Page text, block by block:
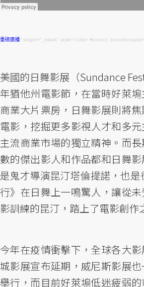
重磅廣播" target="_blank" style="color: #cccccc; text-
美國的日舞影展（Sundance
年猶他州電影節，在當時好萊
商業大片票房，日舞影展則將
電影，挖掘更多影視人才和多
主流商業市場的獨立精神。而
數的傑出影人和作品都和日舞
是鬼才導演昆汀塔倫提諾，也
行》在日舞上一鳴驚人，讓從
影訓練的昆汀，踏上了電影創作
今年在疫情衝擊下，全球各大
城影展宣布延期，威尼斯影展
舉行，而目前好萊塢低迷疲弱